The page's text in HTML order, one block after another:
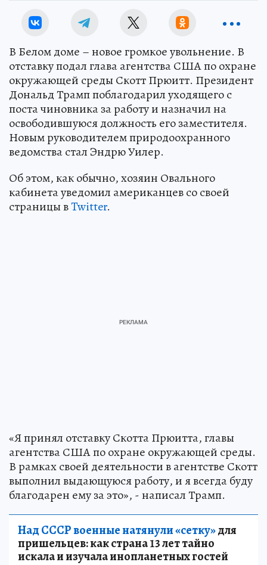
В Белом доме – новое громкое увольнение. В
отставку подал глава агентства США по охране
окружающей среды Скотт Прюитт. Президент
Дональд Трамп поблагодарил уходящего с
поста чиновника за работу и назначил на
освободившуюся должность его заместителя.
Новым руководителем природоохранного
ведомства стал Эндрю Уилер.
Об этом, как обычно, хозяин Овального
кабинета уведомил американцев со своей
страницы вTwitter.
«Я принял отставку Скотта Прюитта, главы
агентства США по охране окружающей среды.
В рамках своей деятельности в агентстве Скотт
выполнил выдающуюся работу, и я всегда буду
благодарен ему за это», - написал Трамп.
Над СССР военные натянули «сетку»для
пришельцев: как страна 13 лет тайно
искала и изучала инопланетных гостей